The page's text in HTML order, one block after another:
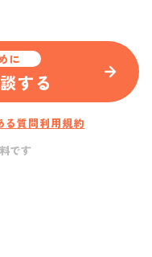
に
する
る質問利用規約
です